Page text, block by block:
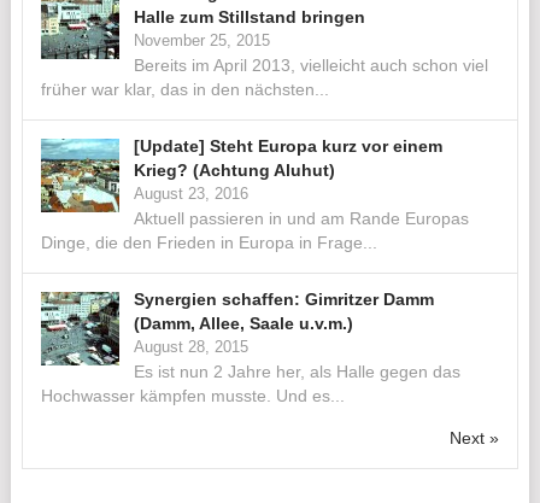
Halle zum Stillstand bringen
November 25, 2015
Bereits im April 2013, vielleicht auch schon viel
früher war klar, das in den nächsten...
[Update] Steht Europa kurz vor einem
Krieg? (Achtung Aluhut)
August 23, 2016
Aktuell passieren in und am Rande Europas
Dinge, die den Frieden in Europa in Frage...
Synergien schaffen: Gimritzer Damm
(Damm, Allee, Saale u.v.m.)
August 28, 2015
Es ist nun 2 Jahre her, als Halle gegen das
Hochwasser kämpfen musste. Und es...
Next »